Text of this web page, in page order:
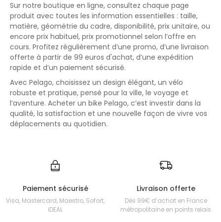
Sur notre boutique en ligne, consultez chaque page
produit avec toutes les information essentielles : taille,
matière, géométrie du cadre, disponibilité, prix unitaire, ou
encore prix habituel, prix promotionnel selon l’offre en
cours. Profitez régulièrement d’une promo, d’une livraison
offerte à partir de 99 euros d'achat, d’une expédition
rapide et d’un paiement sécurisé.
Avec Pelago, choisissez un design élégant, un vélo
robuste et pratique, pensé pour la ville, le voyage et
l’aventure. Acheter un bike Pelago, c’est investir dans la
qualité, la satisfaction et une nouvelle façon de vivre vos
déplacements au quotidien.
Paiement sécurisé
Visa, Mastercard, Maestro, Sofort,
iDEAL
Livraison offerte
Dès 99€ d’achat en France
métropolitaine en points relais